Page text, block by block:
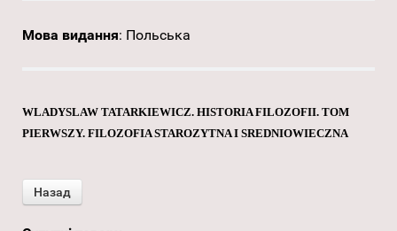
Мова видання: Польська
WLADYSLAW TATARKIEWICZ. HISTORIA FILOZOFII. TOM
PIERWSZY. FILOZOFIA STAROZYTNA I SREDNIOWIECZNA